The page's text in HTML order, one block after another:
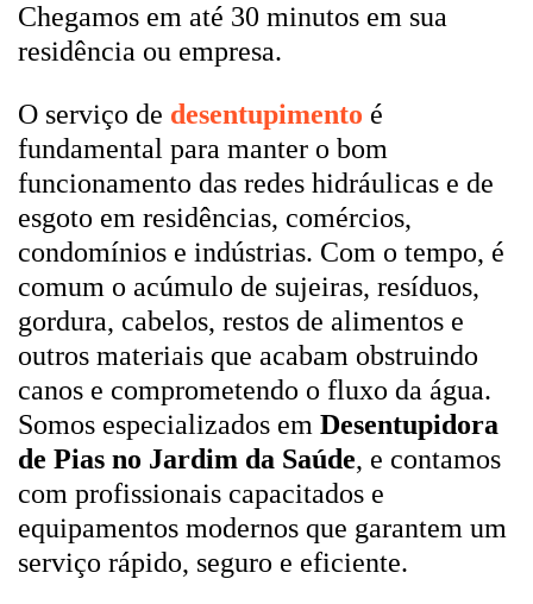
Chegamos em até 30 minutos em sua
residência ou empresa.
O serviço de desentupimento é
fundamental para manter o bom
funcionamento das redes hidráulicas e de
esgoto em residências, comércios,
condomínios e indústrias. Com o tempo, é
comum o acúmulo de sujeiras, resíduos,
gordura, cabelos, restos de alimentos e
outros materiais que acabam obstruindo
canos e comprometendo o fluxo da água.
Somos especializados em Desentupidora
de Pias no Jardim da Saúde, e contamos
com profissionais capacitados e
equipamentos modernos que garantem um
serviço rápido, seguro e eficiente.